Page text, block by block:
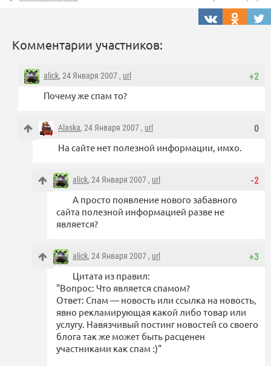
Комментарии участников:
+2
alick, 24 Января 2007 , url
Почему же спам то?
0
Alaska, 24 Января 2007 , url
На сайте нет полезной информации, имхо.
-2
alick, 24 Января 2007 , url
А просто появление нового забавного
сайта полезной информацией разве не
является?
+3
alick, 24 Января 2007 , url
Цитата из правил:
"Вопрос: Что является спамом?
Ответ: Спам — новость или ссылка на новость,
явно рекламирующая какой либо товар или
услугу. Навязчивый постинг новостей со своего
блога так же может быть расценен
участниками как спам :)"